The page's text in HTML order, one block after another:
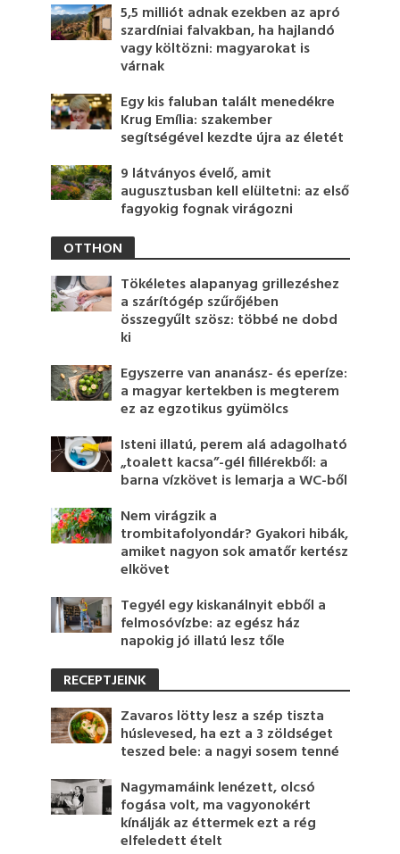
5,5 milliót adnak ezekben az apró
szardíniai falvakban, ha hajlandó
vagy költözni: magyarokat is
várnak
Egy kis faluban talált menedékre
Krug Emília: szakember
segítségével kezdte újra az életét
9 látványos évelő, amit
augusztusban kell elültetni: az első
fagyokig fognak virágozni
OTTHON
Tökéletes alapanyag grillezéshez
a szárítógép szűrőjében
összegyűlt szösz: többé ne dobd
ki
Egyszerre van ananász- és eperíze:
a magyar kertekben is megterem
ez az egzotikus gyümölcs
Isteni illatú, perem alá adagolható
„toalett kacsa”-gél fillérekből: a
barna vízkövet is lemarja a WC-ből
Nem virágzik a
trombitafolyondár? Gyakori hibák,
amiket nagyon sok amatőr kertész
elkövet
Tegyél egy kiskanálnyit ebből a
felmosóvízbe: az egész ház
napokig jó illatú lesz tőle
RECEPTJEINK
Zavaros lötty lesz a szép tiszta
húslevesed, ha ezt a 3 zöldséget
teszed bele: a nagyi sosem tenné
Nagymamáink lenézett, olcsó
fogása volt, ma vagyonokért
kínálják az éttermek ezt a rég
elfeledett ételt